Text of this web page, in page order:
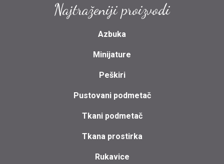
Najtraženiji proizvodi
Azbuka
Minijature
Peškiri
Pustovani podmetač
Tkani podmetač
Tkana prostirka
Rukavice